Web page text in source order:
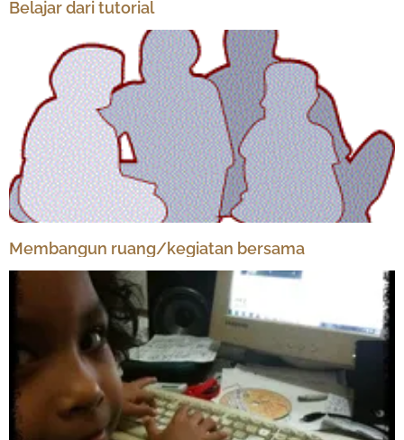
Belajar dari tutorial
Membangun ruang/kegiatan bersama